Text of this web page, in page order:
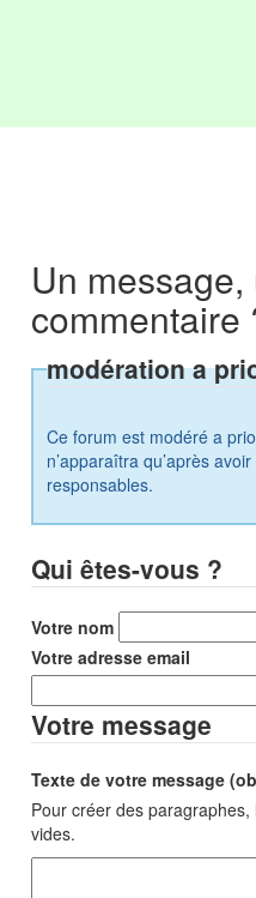
Un message,
commentaire
modération a
Ce forum est modéré a
n’apparaîtra qu’après
responsables.
Qui êtes-vous ?
Votre nom
Votre adresse email
Votre message
Texte de votre message
Pour créer des
vides.